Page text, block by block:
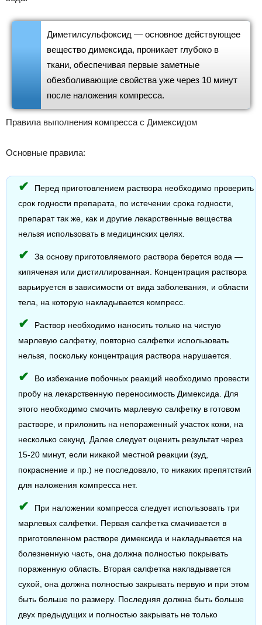
Диметилсульфоксид — основное действующее
вещество димексида, проникает глубоко в
ткани, обеспечивая первые заметные
обезболивающие свойства уже через 10 минут
после наложения компресса.
Правила выполнения компресса с Димексидом
Основные правила:
Перед приготовлением раствора необходимо проверить
срок годности препарата, по истечении срока годности,
препарат так же, как и другие лекарственные вещества
нельзя использовать в медицинских целях.
За основу приготовляемого раствора берется вода —
кипяченая или дистиллированная. Концентрация раствора
варьируется в зависимости от вида заболевания, и области
тела, на которую накладывается компресс.
Раствор необходимо наносить только на чистую
марлевую салфетку, повторно салфетки использовать
нельзя, поскольку концентрация раствора нарушается.
Во избежание побочных реакций необходимо провести
пробу на лекарственную переносимость Димексида. Для
этого необходимо смочить марлевую салфетку в готовом
растворе, и приложить на непораженный участок кожи, на
несколько секунд. Далее следует оценить результат через
15-20 минут, если никакой местной реакции (зуд,
покраснение и пр.) не последовало, то никаких препятствий
для наложения компресса нет.
При наложении компресса следует использовать три
марлевых салфетки. Первая салфетка смачивается в
приготовленном растворе димексида и накладывается на
болезненную часть, она должна полностью покрывать
пораженную область. Вторая салфетка накладывается
сухой, она должна полностью закрывать первую и при этом
быть больше по размеру. Последняя должна быть больше
двух предыдущих и полностью закрывать не только